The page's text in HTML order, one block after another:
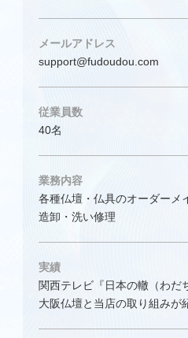
メールアドレス
support@fudoudou.com
従業員数
40名
業務内容
各種仏壇・仏具のオーダーメ
造卸・洗い修理
実績
関西テレビ『日本の轍（わだ
大阪仏壇と当店の取り組みが